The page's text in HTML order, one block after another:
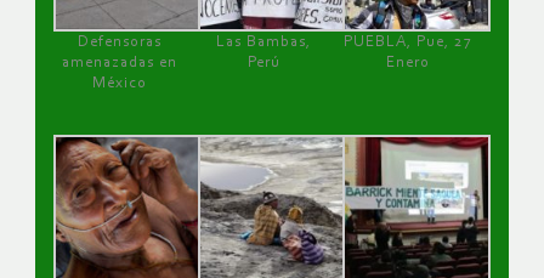
Defensoras
amenazadas en
México
Las Bambas,
Perú
PUEBLA, Pue, 27
Enero